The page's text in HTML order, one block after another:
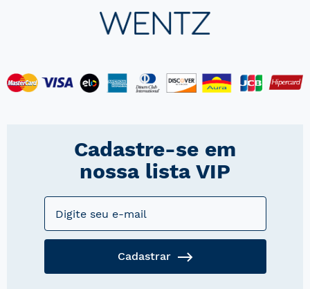
Cadastre-se em
nossa lista VIP
Cadastrar